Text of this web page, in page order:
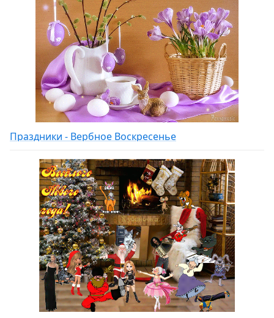
Праздники - Вербное Воскресенье